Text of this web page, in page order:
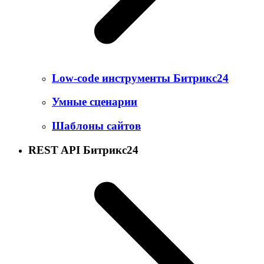
Low-code инструменты Битрикс24
Умные сценарии
Шаблоны сайтов
REST API Битрикс24